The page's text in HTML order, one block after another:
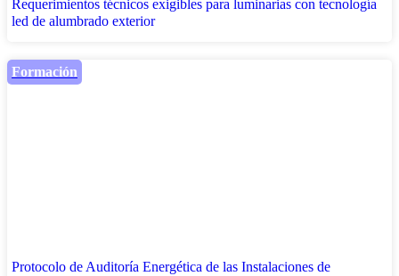
Requerimientos técnicos exigibles para luminarias con tecnología
led de alumbrado exterior
Formación
Protocolo de Auditoría Energética de las Instalaciones de